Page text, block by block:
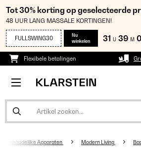
Tot 30% korting op geselecteerde
48 UUR LANG MASSALE KORTINGEN!
FULLSWING30
Nu
winkelen
31 U 39 M
Flexibele betalingen
Huishoudelijke Apparaten Modern Living